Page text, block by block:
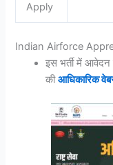
Apply
Indian Airforce
इस भर्ती में
कीआधिकारिक